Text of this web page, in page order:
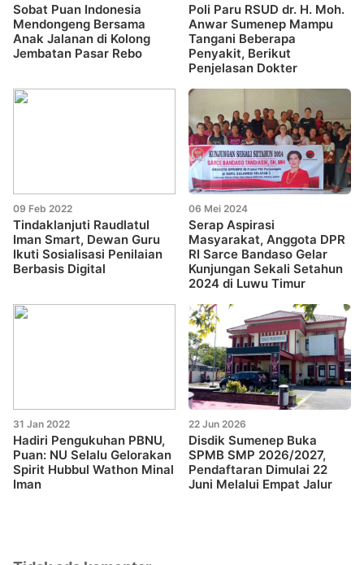
Sobat Puan Indonesia
Mendongeng Bersama
Anak Jalanan di Kolong
Jembatan Pasar Rebo
Poli Paru RSUD dr. H. Moh.
Anwar Sumenep Mampu
Tangani Beberapa
Penyakit, Berikut
Penjelasan Dokter
09 Feb 2022
Tindaklanjuti Raudlatul
Iman Smart, Dewan Guru
Ikuti Sosialisasi Penilaian
Berbasis Digital
06 Mei 2024
Serap Aspirasi
Masyarakat, Anggota DPR
RI Sarce Bandaso Gelar
Kunjungan Sekali Setahun
2024 di Luwu Timur
31 Jan 2022
Hadiri Pengukuhan PBNU,
Puan: NU Selalu Gelorakan
Spirit Hubbul Wathon Minal
Iman
22 Jun 2026
Disdik Sumenep Buka
SPMB SMP 2026/2027,
Pendaftaran Dimulai 22
Juni Melalui Empat Jalur